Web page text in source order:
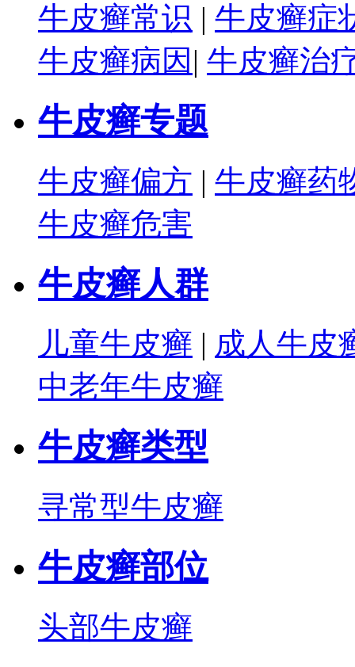
牛皮癣常识 | 牛皮癣症
牛皮癣病因 | 牛皮癣治
牛皮癣专题
牛皮癣偏方 | 牛皮癣药
牛皮癣危害
牛皮癣人群
儿童牛皮癣 | 成人牛皮
中老年牛皮癣
牛皮癣类型
寻常型牛皮癣
牛皮癣部位
头部牛皮癣